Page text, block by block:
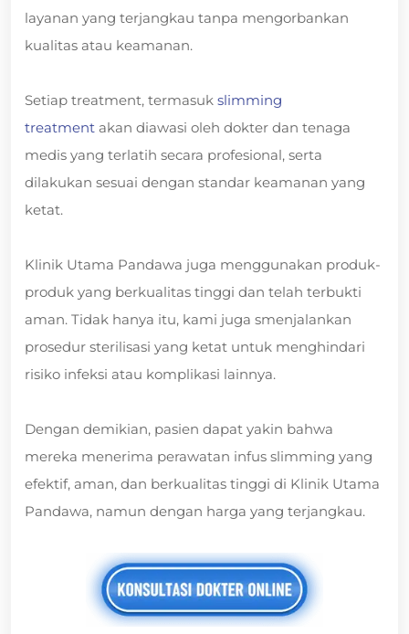
layanan yang terjangkau tanpa mengorbankan
kualitas atau keamanan.
Setiap treatment, termasuk slimming
treatment akan diawasi oleh dokter dan tenaga
medis yang terlatih secara profesional, serta
dilakukan sesuai dengan standar keamanan yang
ketat.
Klinik Utama Pandawa juga menggunakan produk-
produk yang berkualitas tinggi dan telah terbukti
aman. Tidak hanya itu, kami juga smenjalankan
prosedur sterilisasi yang ketat untuk menghindari
risiko infeksi atau komplikasi lainnya.
Dengan demikian, pasien dapat yakin bahwa
mereka menerima perawatan infus slimming yang
efektif, aman, dan berkualitas tinggi di Klinik Utama
Pandawa, namun dengan harga yang terjangkau.